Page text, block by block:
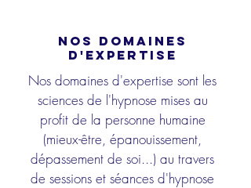
NOS DOMAINES
D'EXPERTISE
Nos domaines d'expertise sont les
sciences de l'hypnose mises au
profit de la personne humaine
(mieux-être, épanouissement,
dépassement de soi...) au travers
de sessions et séances d'hypnose